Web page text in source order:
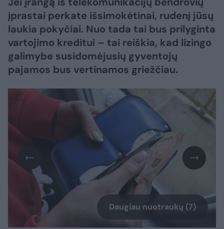
įprastai perkate išsimokėtinai, rudenį jūsų
laukia pokyčiai. Nuo tada tai bus prilyginta
vartojimo kreditui – tai reiškia, kad lizingo
galimybe susidomėjusių gyventojų
pajamos bus vertinamos griežčiau.
Daugiau nuotraukų (7)